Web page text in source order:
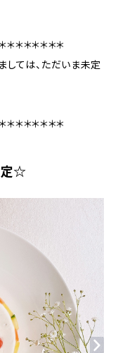
＊＊＊＊＊＊＊
しては、ただいま未定
＊＊＊＊＊＊＊
定☆